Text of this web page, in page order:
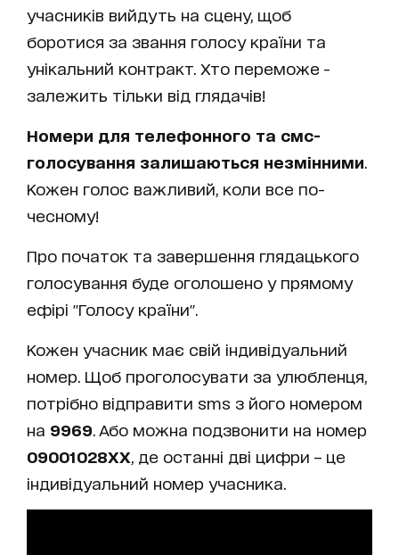
учасників вийдуть на сцену, щоб
боротися за звання голосу країни та
унікальний контракт. Хто переможе -
залежить тільки від глядачів!
Номери для телефонного та смс-
голосування залишаються незмінними
Кожен голос важливий, коли все по-
чесному!
Про початок та завершення глядацького
голосування буде оголошено у прямому
ефірі "Голосу країни".
Кожен учасник має свій індивідуальний
номер. Щоб проголосувати за улюбленця,
потрібно відправити sms з його номером
на 9969 . Або можна подзвонити на номер
09001028ХХ , де останні дві цифри – це
індивідуальний номер учасника.